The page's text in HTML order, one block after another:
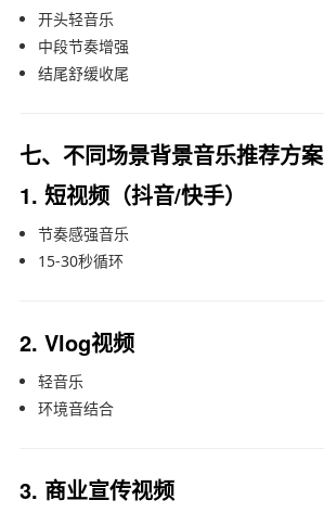
开头轻音乐
中段节奏增强
结尾舒缓收尾
七、不同场景背景音乐推荐方案
1. 短视频（抖音/快手）
节奏感强音乐
15-30秒循环
2. Vlog视频
轻音乐
环境音结合
3. 商业宣传视频